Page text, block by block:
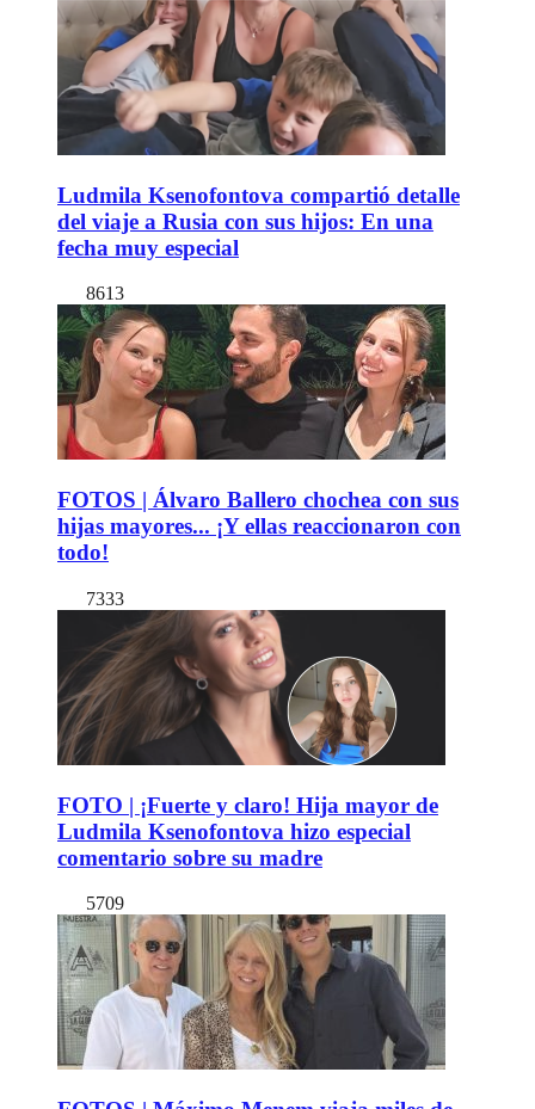
Ludmila Ksenofontova compartió detalle
del viaje a Rusia con sus hijos: En una
fecha muy especial
8613
FOTOS | Álvaro Ballero chochea con sus
hijas mayores... ¡Y ellas reaccionaron con
todo!
7333
FOTO | ¡Fuerte y claro! Hija mayor de
Ludmila Ksenofontova hizo especial
comentario sobre su madre
5709